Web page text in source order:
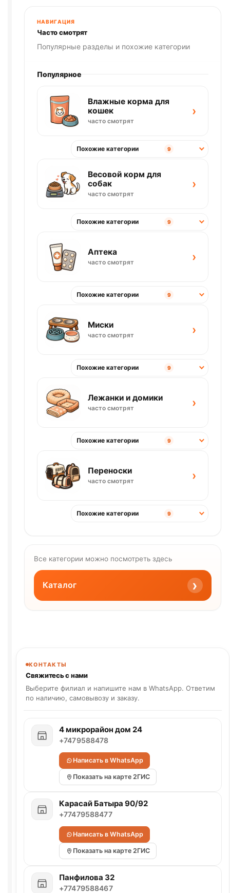
1кг
НАВИГАЦИЯ
Часто смотрят
Популярные разделы и похожие категории
Популярное
Влажные корма для
кошек
часто смотрят
›
Похожие категории 9
Весовой корм для
собак
часто смотрят
›
Похожие категории 9
Аптека
часто смотрят ›
Похожие категории 9
Миски
часто смотрят ›
Похожие категории 9
Лежанки и домики
часто смотрят ›
Похожие категории 9
Переноски
часто смотрят ›
Похожие категории 9
Все категории можно посмотреть здесь
Каталог ›
КОНТАКТЫ
Свяжитесь с нами
Выберите филиал и напишите нам в WhatsApp. Ответим
по наличию, самовывозу и заказу.
4 микрорайон дом 24
+7479588478
Написать в WhatsApp
Показать на карте 2ГИС
Карасай Батыра 90/92
+77479588477
Написать в WhatsApp
Показать на карте 2ГИС
Панфилова 32
+77479588467